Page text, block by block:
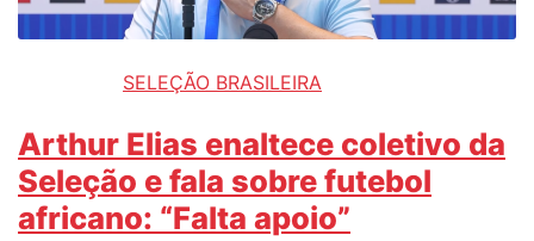
SELEÇÃO BRASILEIRA
Arthur Elias enaltece coletivo da
Seleção e fala sobre futebol
africano: “Falta apoio”